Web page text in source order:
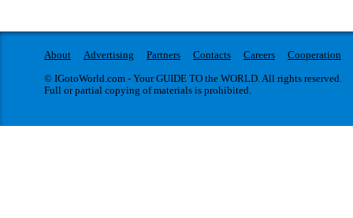
About Advertising Partners Contacts Careers
Cooperation
© IGotoWorld.com - Your GUIDE TO the WORLD. All rights reserved.
Full or partial copying of materials is prohibited.